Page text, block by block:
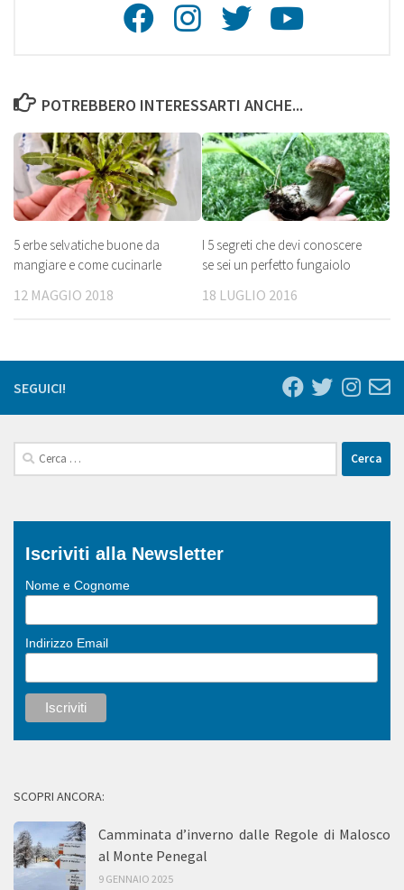
Facebook
POTREBBERO INTERESSARTI ANCHE...
5 erbe selvatiche buone da
mangiare e come cucinarle
12 MAGGIO 2018
I 5 segreti che devi conoscere
se sei un perfetto fungaiolo
18 LUGLIO 2016
SEGUICI!
Ricerca
per:
Iscriviti alla Newsletter
Nome e Cognome
Indirizzo Email
SCOPRI ANCORA:
Camminata d’inverno dalle Regole di Malosco
al Monte Penegal
9 GENNAIO 2025